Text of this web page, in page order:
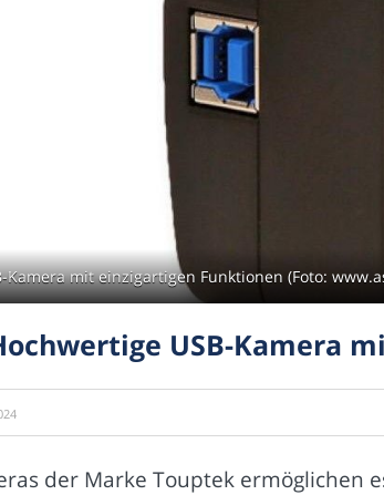
Kamera mit einzigartigen Funktionen (Foto:
USB-Kamera
der Marke Touptek ermöglichen